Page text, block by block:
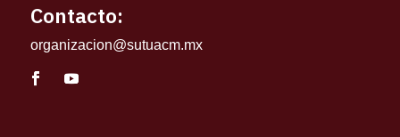
Contacto:
organizacion@sutuacm.mx